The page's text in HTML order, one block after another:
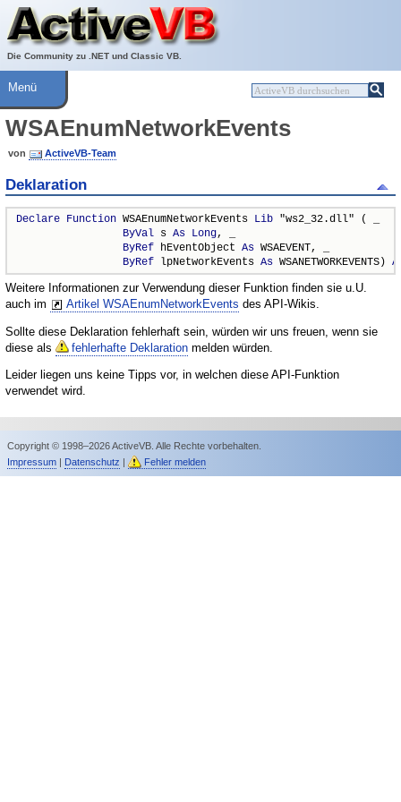
Die Community zu .NET und Classic VB.
Über ActiveVB
Hilfe
Menü
WSAEnumNetworkEvents
von ActiveVB-Team
Deklaration
Declare Function WSAEnumNetworkEvents Lib "ws2_32.dll" ( _
ByVal s As Long, _
ByRef hEventObject As WSAEVENT, _
ByRef lpNetworkEvents As WSANETWORKEVENTS)
Weitere Informationen zur Verwendung dieser Funktion finden sie u.U.
auch im
Artikel WSAEnumNetworkEvents des API-Wikis.
Sollte diese Deklaration fehlerhaft sein, würden wir uns freuen, wenn sie
diese als
fehlerhafte Deklaration melden würden.
Leider liegen uns keine Tipps vor, in welchen diese API-Funktion
verwendet wird.
Copyright © 1998–2026 ActiveVB. Alle Rechte vorbehalten.
Impressum| Datenschutz | Fehler melden